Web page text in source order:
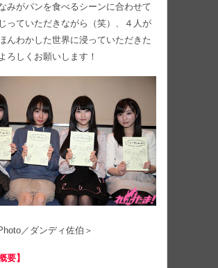
みがパンを食べるシーンに合わせて
っていただきながら（笑）、４人が
んわかした世界に浸っていただきた
ろしくお願いします！
／ダンディ佐伯＞
要】